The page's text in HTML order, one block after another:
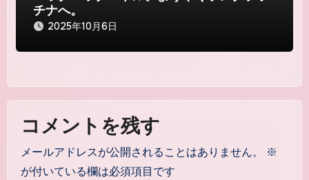
チナへ。
2025年10月6日
コメントを残す
メールアドレスが公開されることはありません。
※
が付いている欄は必須項目です